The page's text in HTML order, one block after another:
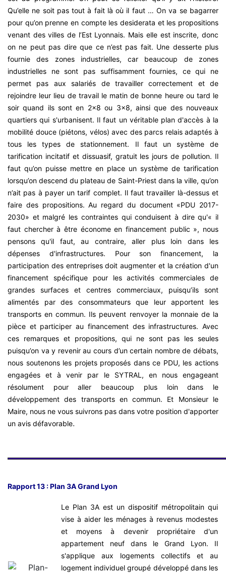
Qu’elle ne soit pas tout à fait là où il faut … On va se bagarrer
pour qu’on prenne en compte les desiderata et les propositions
venant des villes de l’Est Lyonnais. Mais elle est inscrite, donc
on ne peut pas dire que ce n’est pas fait. Une desserte plus
fournie des zones industrielles, car beaucoup de zones
industrielles ne sont pas suffisamment fournies, ce qui ne
permet pas aux salariés de travailler correctement et de
rejoindre leur lieu de travail le matin de bonne heure ou tard le
soir quand ils sont en 2x8 ou 3x8, ainsi que des nouveaux
quartiers qui s'urbanisent. Il faut un véritable plan d'accès à la
mobilité douce (piétons, vélos) avec des parcs relais adaptés à
tous les types de stationnement. Il faut un système de
tarification incitatif et dissuasif, gratuit les jours de pollution. Il
faut qu’on puisse mettre en place un système de tarification
lorsqu’on descend du plateau de Saint-Priest dans la ville, qu’on
n’ait pas à payer un tarif complet. Il faut travailler là-dessus et
faire des propositions. Au regard du document «PDU 2017-
2030» et malgré les contraintes qui conduisent à dire qu'« il
faut chercher à être économe en financement public », nous
pensons qu'il faut, au contraire, aller plus loin dans les
dépenses d'infrastructures. Pour son financement, la
participation des entreprises doit augmenter et la création d'un
financement spécifique pour les activités commerciales de
grandes surfaces et centres commerciaux, puisqu’ils sont
alimentés par des consommateurs que leur apportent les
transports en commun. Ils peuvent renvoyer la monnaie de la
pièce et participer au financement des infrastructures. Avec
ces remarques et propositions, qui ne sont pas les seules
puisqu’on va y revenir au cours d’un certain nombre de débats,
nous soutenons les projets proposés dans ce PDU, les actions
engagées et à venir par le SYTRAL, en nous engageant
résolument pour aller beaucoup plus loin dans le
développement des transports en commun. Et Monsieur le
Maire, nous ne vous suivrons pas dans votre position d'apporter
un avis défavorable.
Rapport 13 : Plan 3A Grand Lyon
Le Plan 3A est un dispositif métropolitain qui
vise à aider les ménages à revenus modestes
et moyens à devenir propriétaire d'un
appartement neuf dans le Grand Lyon. Il
s'applique aux logements collectifs et au
logement individuel groupé développé dans les